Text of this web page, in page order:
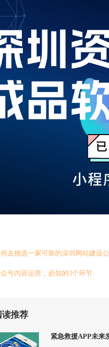
去挑选一家可靠的深圳网站建设
号内容运营，必知的3个环节
推荐
紧急救援APP未来